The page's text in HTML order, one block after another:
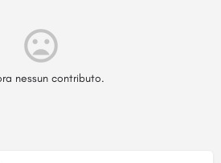
nessun contributo.